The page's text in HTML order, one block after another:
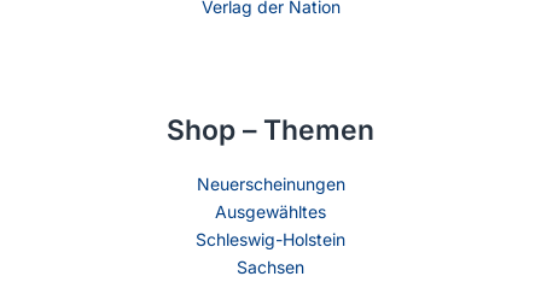
Verlag der Nation
Shop – Themen
Neuerscheinungen
Ausgewähltes
Schleswig-Holstein
Sachsen